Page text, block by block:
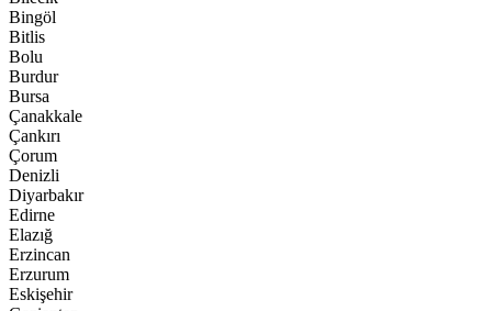
Bingöl
Bitlis
Bolu
Burdur
Bursa
Çanakkale
Çankırı
Çorum
Denizli
Diyarbakır
Edirne
Elazığ
Erzincan
Erzurum
Eskişehir